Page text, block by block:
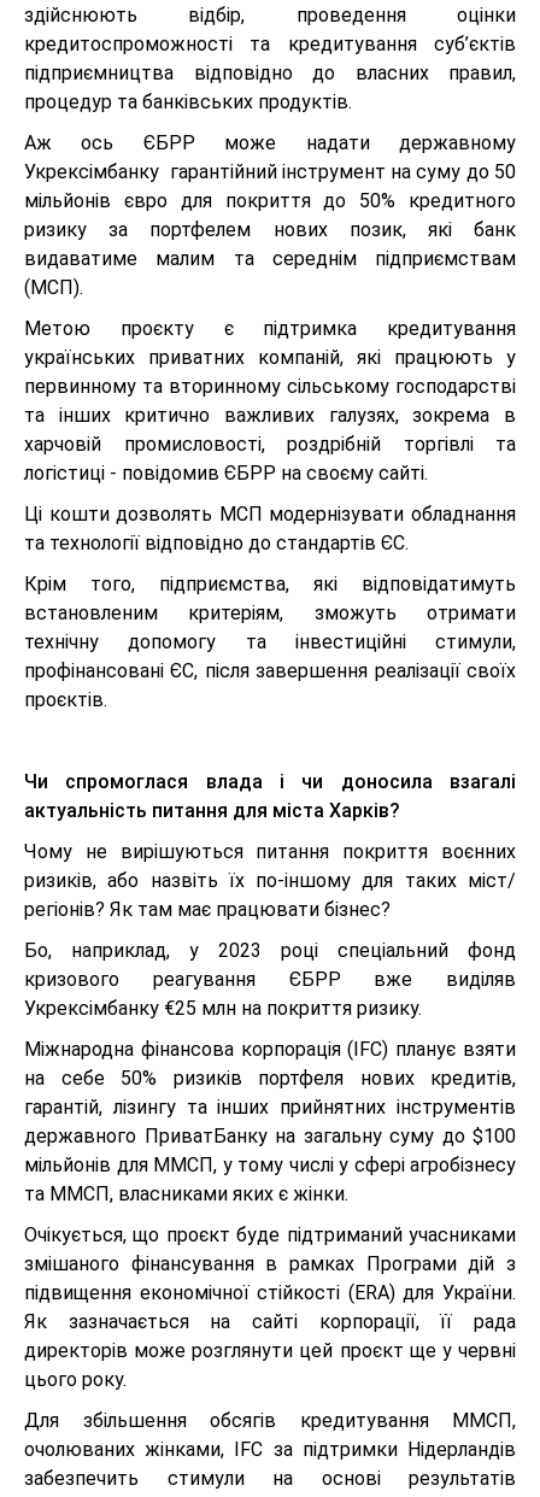
здійснюють відбір, проведення оцінки
кредитоспроможності та кредитування суб’єктів
підприємництва відповідно до власних правил,
процедур та банківських продуктів.
Аж ось ЄБРР може надати державному
Укрексімбанку гарантійний інструмент на суму до 50
мільйонів євро для покриття до 50% кредитного
ризику за портфелем нових позик, які банк
видаватиме малим та середнім підприємствам
(МСП).
Метою проєкту є підтримка кредитування
українських приватних компаній, які працюють у
первинному та вторинному сільському господарстві
та інших критично важливих галузях, зокрема в
харчовій промисловості, роздрібній торгівлі та
логістиці - повідомив ЄБРР на своєму сайті.
Ці кошти дозволять МСП модернізувати обладнання
та технології відповідно до стандартів ЄС.
Крім того, підприємства, які відповідатимуть
встановленим критеріям, зможуть отримати
технічну допомогу та інвестиційні стимули,
профінансовані ЄС, після завершення реалізації своїх
проєктів.
Чи спромоглася влада і чи доносила взагалі
актуальність питання для міста Харків?
Чому не вирішуються питання покриття воєнних
ризиків, або назвіть їх по-іншому для таких міст/
регіонів? Як там має працювати бізнес?
Бо, наприклад, у 2023 році спеціальний фонд
кризового реагування ЄБРР вже виділяв
Укрексімбанку €25 млн на покриття ризику.
Міжнародна фінансова корпорація (IFC) планує взяти
на себе 50% ризиків портфеля нових кредитів,
гарантій, лізингу та інших прийнятних інструментів
державного ПриватБанку на загальну суму до $100
мільйонів для ММСП, у тому числі у сфері агробізнесу
та ММСП, власниками яких є жінки.
Очікується, що проєкт буде підтриманий учасниками
змішаного фінансування в рамках Програми дій з
підвищення економічної стійкості (ERA) для України.
Як зазначається на сайті корпорації, її рада
директорів може розглянути цей проєкт ще у червні
цього року.
Для збільшення обсягів кредитування ММСП,
очолюваних жінками, IFC за підтримки Нідерландів
забезпечить стимули на основі результатів